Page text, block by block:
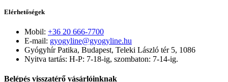
Elérhetőségek
Mobil: +36 20 666-7700
E-mail: gyogyline@gyogyline.hu
Gyógyhír Patika, Budapest, Teleki László tér 5, 1086
Nyitva tartás: H-P: 7-18-ig, szombaton: 7-14-ig.
Belépés visszatérő vásárlóinknak